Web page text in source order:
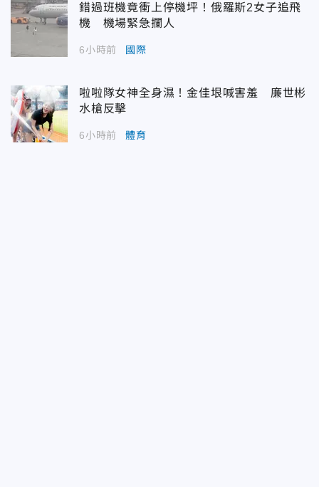
錯過班機竟衝上停機坪！俄羅斯2女子追飛
機 機場緊急攔人
6小時前 國際
啦啦隊女神全身濕！金佳垠喊害羞 廉世彬
水槍反擊
6小時前 體育